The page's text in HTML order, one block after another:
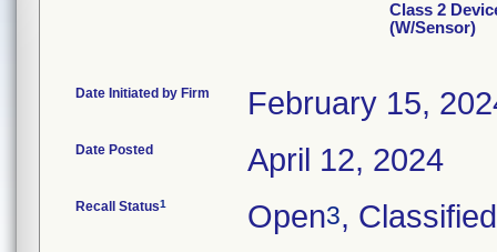
Class 2
(W/Sensor)
Date Initiated by Firm February 15,
Date Posted April 12, 2024
Recall Status1 Open3, Classified